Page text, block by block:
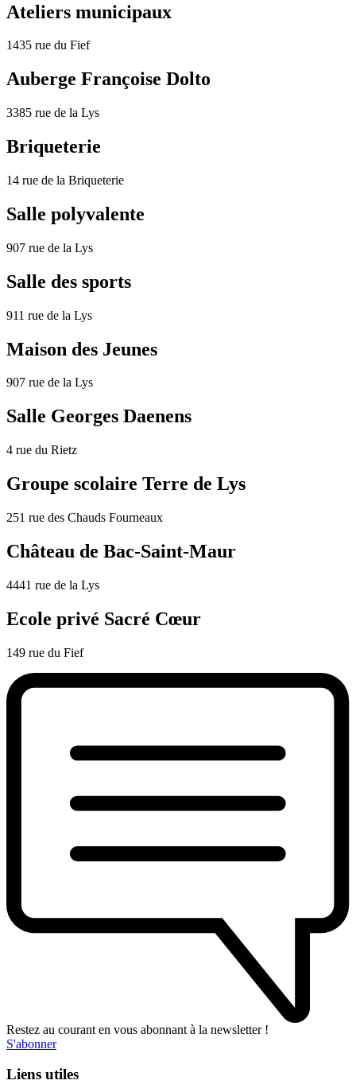
Ateliers municipaux
1435 rue du Fief
Auberge Françoise Dolto
3385 rue de la Lys
Briqueterie
14 rue de la Briqueterie
Salle polyvalente
907 rue de la Lys
Salle des sports
911 rue de la Lys
Maison des Jeunes
907 rue de la Lys
Salle Georges Daenens
4 rue du Rietz
Groupe scolaire Terre de Lys
251 rue des Chauds Fourneaux
Château de Bac-Saint-Maur
4441 rue de la Lys
Ecole privé Sacré Cœur
149 rue du Fief
Restez au courant en vous abonnant à la newsletter !
S'abonner
Liens utiles